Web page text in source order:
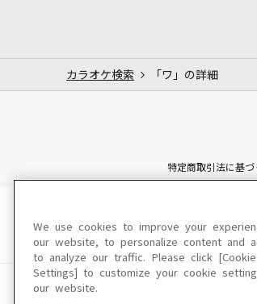
カラオケ検索 「ワ」の詳細
特定商取引法に基づ
このサイトに掲載
We use cookies to improve your
our website, to personalize content and
to analyze our traffic. Please click [Cookie
Settings] to customize your cookie
our website.